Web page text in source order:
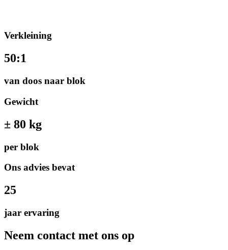
Verkleining
50:1
van doos naar blok
Gewicht
± 80 kg
per blok
Ons advies bevat
25
jaar ervaring
Neem contact met ons op